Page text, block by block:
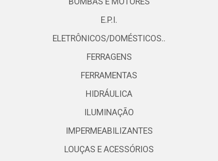
E.P.I.
ELETRÔNICOS/DOMÉSTICOS..
FERRAGENS
FERRAMENTAS
HIDRÁULICA
ILUMINAÇÃO
IMPERMEABILIZANTES
LOUÇAS E ACESSÓRIOS